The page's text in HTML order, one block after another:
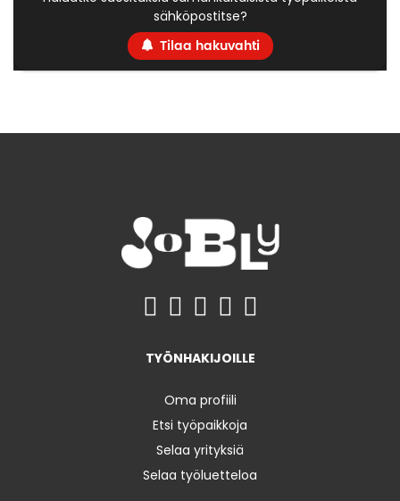
sähköpostitse?
Tilaa hakuvahti
TYÖNHAKIJOILLE
Oma profiili
Etsi työpaikkoja
Selaa yrityksiä
Selaa työluetteloa